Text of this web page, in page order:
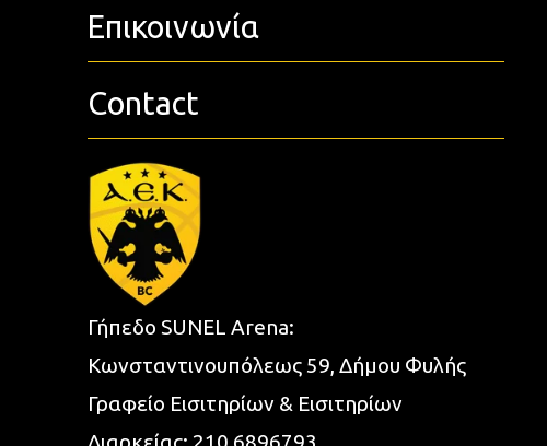
Επικοινωνία
Contact
Γήπεδο SUNEL Arena:
Κωνσταντινουπόλεως 59, Δήμου Φυλής
Γραφείο Εισιτηρίων & Εισιτηρίων